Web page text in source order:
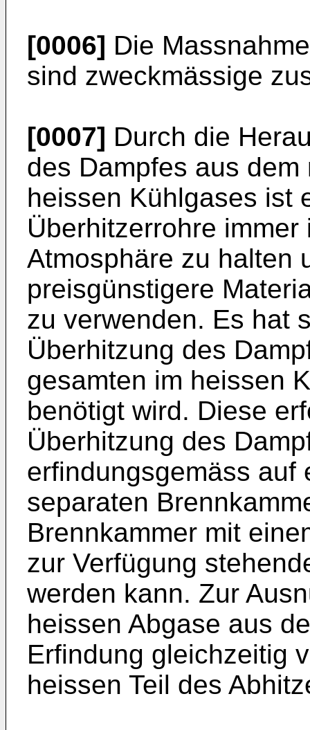
[0006] Die
sind zweckmässige
[0007] Durch die
des Dampfes aus
heissen Kühlgases ist
Überhitzerrohre
Atmosphäre zu halten
preisgünstigere
zu verwenden. Es hat
Überhitzung des
gesamten im heissen
benötigt wird. Diese
Überhitzung des
erfindungsgemäss auf
separaten
Brennkammer mit
zur Verfügung
werden kann. Zur
heissen Abgase aus
Erfindung gleichzeitig
heissen Teil des